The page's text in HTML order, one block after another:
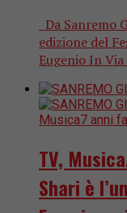
Da Sanremo
edizione del
Eugenio In Via
Musica7 anni fa
TV,
Shari è